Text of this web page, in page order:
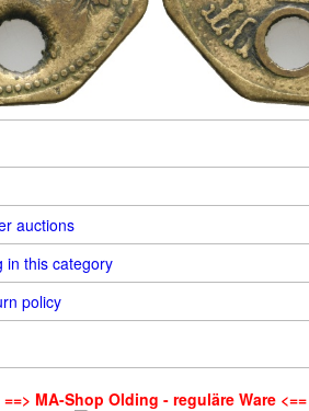
auctions
in this category
policy
==> MA-Shop Olding - reguläre Ware <==